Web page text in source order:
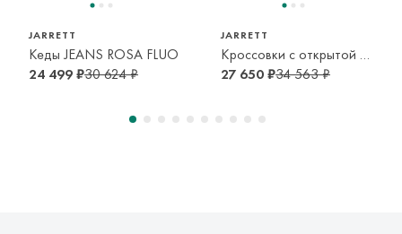
JARRETT
Кеды JEANS ROSA FLUO
24 499 ₽30 624 ₽
JARRETT
Кроссовки с открытой пяткой серого цвета
27 650 ₽34 563 ₽